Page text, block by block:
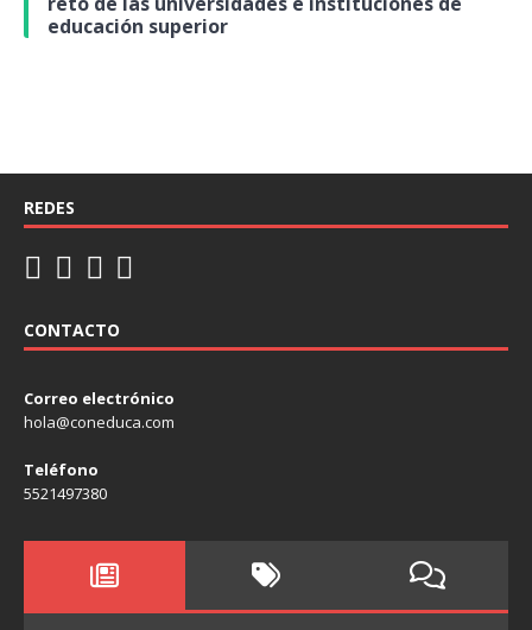
educación superior
REDES
CONTACTO
Correo electrónico
hola@coneduca.com
Teléfono
5521497380